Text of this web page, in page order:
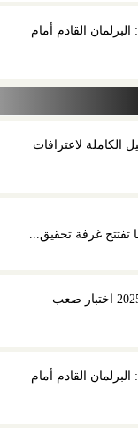
القادم أمام
لاعترافات
تفتتح غرفة تحقيق...
محسن البديوي: انتخابات نواب 2025 اختبار صعب
القادم أمام